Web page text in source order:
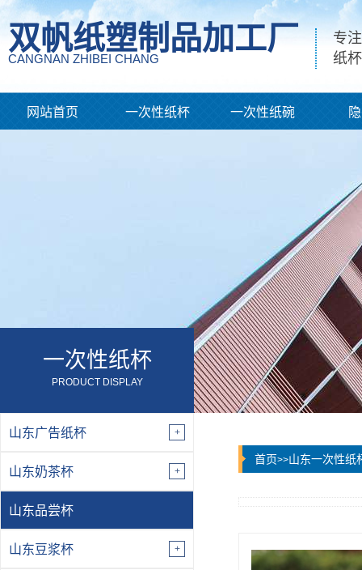
双帆纸塑制品加工厂
CANGNAN ZHIBEI CHANG
专
纸
网站首页 一次性纸杯 一次性纸碗
一次性纸杯
PRODUCT DISPLAY
山东广告纸杯
山东奶茶杯
山东品尝杯
山东豆浆杯
首页>>山东一次性纸